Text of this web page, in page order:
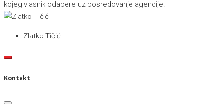
kojeg vlasnik odabere uz posredovanje agencije.
Zlatko Tičić
Kontakt